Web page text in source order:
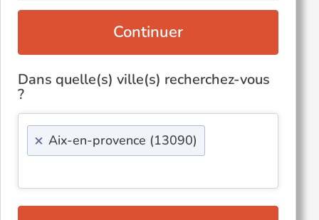
Continuer
Dans quelle(s) ville(s) recherchez-vous
?
× Aix-en-provence (13090)